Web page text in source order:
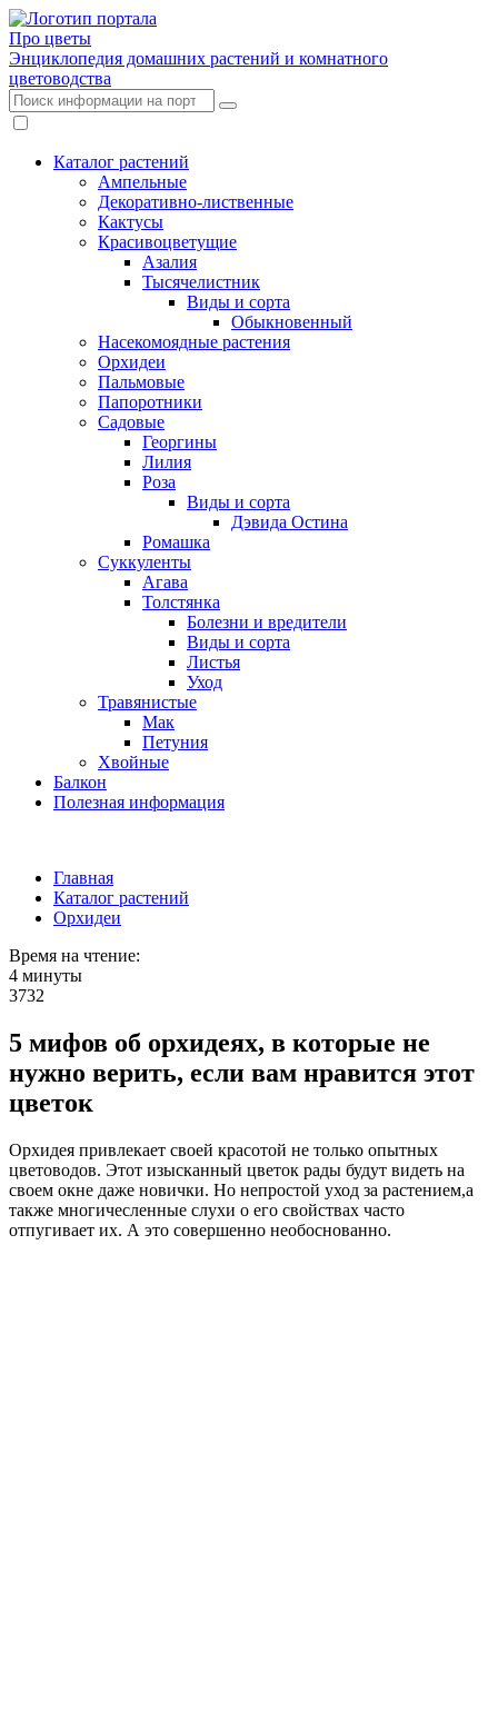
Про цветы
Энциклопедия домашних растений и комнатного
цветоводства
Каталог растений
Ампельные
Декоративно-лиственные
Кактусы
Красивоцветущие
Азалия
Тысячелистник
Виды и сорта
Обыкновенный
Насекомоядные растения
Орхидеи
Пальмовые
Папоротники
Садовые
Георгины
Лилия
Роза
Виды и сорта
Дэвида Остина
Ромашка
Суккуленты
Агава
Толстянка
Болезни и вредители
Виды и сорта
Листья
Уход
Травянистые
Мак
Петуния
Хвойные
Балкон
Полезная информация
Главная
Каталог растений
Орхидеи
Время на чтение:
4 минуты
3732
5 мифов об орхидеях, в которые не
нужно верить, если вам нравится этот
цветок
Орхидея привлекает своей красотой не только опытных
цветоводов. Этот изысканный цветок рады будут видеть на
своем окне даже новички. Но непростой уход за растением,а
также многичесленные слухи о его свойствах часто
отпугивает их. А это совершенно необоснованно.